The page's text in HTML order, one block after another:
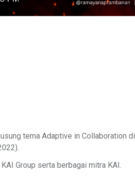
tema Adaptive in Collaboration di
Group serta berbagai mitra KAI.